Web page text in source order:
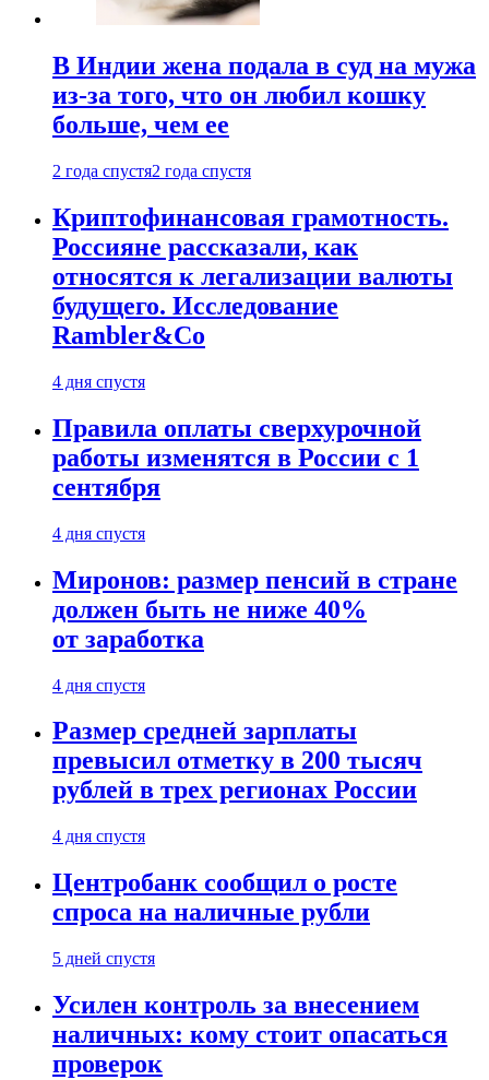
В Индии жена подала в суд на мужа
из-за того, что он любил кошку
больше, чем ее
2 года спустя2 года спустя
Криптофинансовая грамотность.
Россияне рассказали, как
относятся к легализации валюты
будущего. Исследование
Rambler&Co
4 дня спустя
Правила оплаты сверхурочной
работы изменятся в России с 1
сентября
4 дня спустя
Миронов: размер пенсий в стране
должен быть не ниже 40%
от заработка
4 дня спустя
Размер средней зарплаты
превысил отметку в 200 тысяч
рублей в трех регионах России
4 дня спустя
Центробанк сообщил о росте
спроса на наличные рубли
5 дней спустя
Усилен контроль за внесением
наличных: кому стоит опасаться
проверок